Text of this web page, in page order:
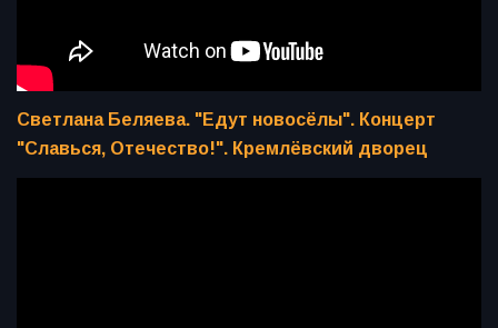
Светлана Беляева. "Едут новосёлы". Концерт
"Славься, Отечество!". Кремлёвский дворец